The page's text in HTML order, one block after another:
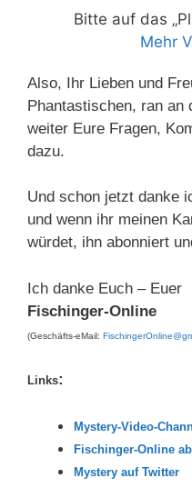
Bitte auf das
Mehr
Also, Ihr Lieben und
Phantastischen, ran an
weiter Eure Fragen,
dazu.
Und schon jetzt danke
und wenn ihr meinen
würdet, ihn abonniert
Ich danke Euch – Euer
Fischinger-Online
(Geschäfts-eMail:
Links:
Mystery-Video-
Fischinger-Online
Mystery auf Twitter